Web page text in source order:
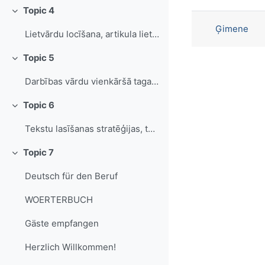
Collapse
Topic 4
Lietvārdu locīšana, artikula lietošana
Collapse
Topic 5
Darbības vārdu vienkāršā tagadne (stiprie un vājie darbības vārdi)
Collapse
Topic 6
Tekstu lasīšanas stratēģijas, tekstu veidi, lasīšanas veidi
Collapse
Topic 7
Deutsch für den Beruf
WOERTERBUCH
Gäste empfangen
Herzlich Willkommen!
Ģimene